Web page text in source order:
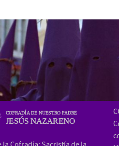
COFRADÍA DE NUESTRO PADRE
JESÚS NAZARENO